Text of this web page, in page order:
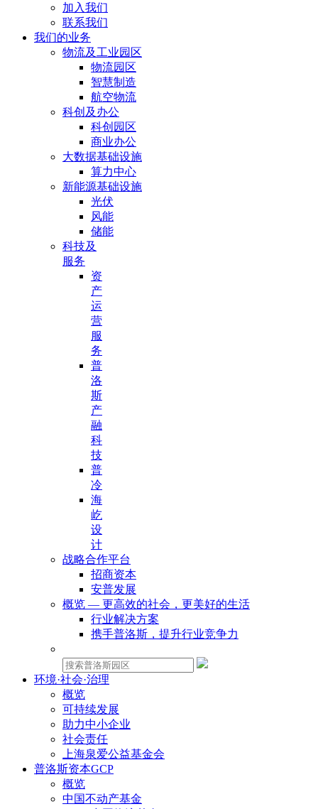
加入我们
联系我们
我们的业务
物流及工业园区
物流园区
智慧制造
航空物流
科创及办公
科创园区
商业办公
大数据基础设施
算力中心
新能源基础设施
光伏
风能
储能
科技及
服务
资
产
运
营
服
务
普
洛
斯
产
融
科
技
普
冷
海
屹
设
计
战略合作平台
招商资本
安普发展
概览 — 更高效的社会，更美好的生活
行业解决方案
携手普洛斯，提升行业竞争力
环境·社会·治理
概览
可持续发展
助力中小企业
社会责任
上海泉爱公益基金会
普洛斯资本GCP
概览
中国不动产基金